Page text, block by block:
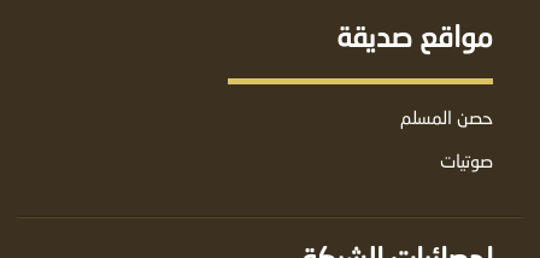
مواقع صديقة
حصن المسلم
صوتيات